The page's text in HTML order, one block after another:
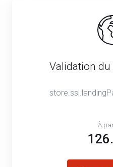
Validation du
À